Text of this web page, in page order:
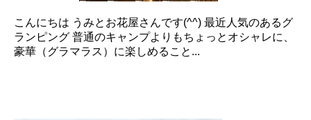
こんにちは うみとお花屋さんです(^^) 最近人気のあるグ
ランピング 普通のキャンプよりもちょっとオシャレに、
豪華（グラマラス）に楽しめること...